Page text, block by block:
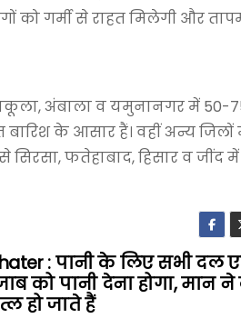
गर्मी से राहत मिलेगी और
अंबाला व यमुनानगर में 50-
के आसार हैं। वहीं अन्य जिलों
फतेहाबाद, हिसार व जींद
: पानी के लिए सभी दल
को पानी देना होगा, मान ने
हो जाते हैं